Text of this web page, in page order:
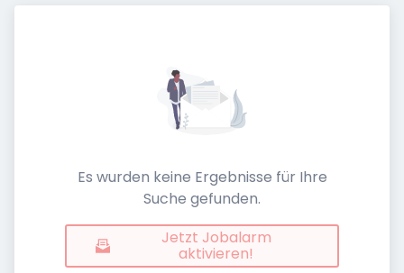
Es wurden keine Ergebnisse für Ihre
Suche gefunden.
Jetzt Jobalarm
aktivieren!